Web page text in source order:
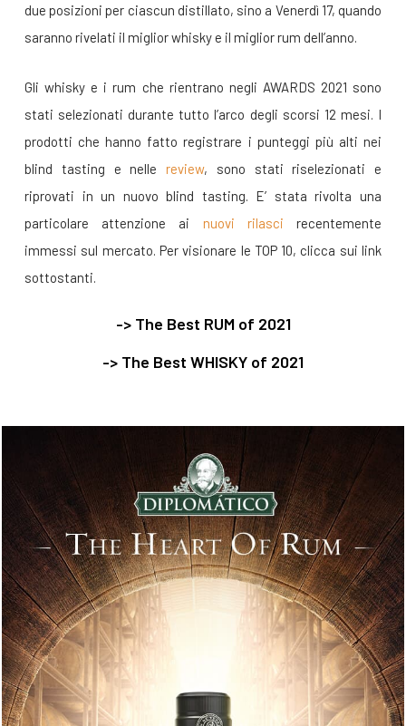
due posizioni per ciascun distillato, sino a Venerdì 17, quando
saranno rivelati il miglior whisky e il miglior rum dell’anno.
Gli whisky e i rum che rientrano negli AWARDS 2021 sono
stati selezionati durante tutto l’arco degli scorsi 12 mesi. I
prodotti che hanno fatto registrare i punteggi più alti nei
blind tasting e nelle review, sono stati riselezionati e
riprovati in un nuovo blind tasting. E’ stata rivolta una
particolare attenzione ai nuovi rilasci recentemente
immessi sul mercato. Per visionare le TOP 10, clicca sui link
sottostanti.
-> The Best RUM of 2021
-> The Best WHISKY of 2021